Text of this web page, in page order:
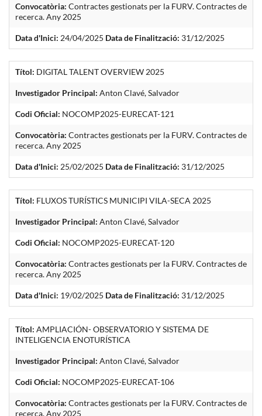
Convocatòria: Contractes gestionats per la FURV. Contractes de
recerca. Any 2025
Data d'Inici: 24/04/2025 Data de Finalització: 31/12/2025
Títol: DIGITAL TALENT OVERVIEW 2025
Investigador Principal: Anton Clavé, Salvador
Codi Oficial: NOCOMP2025-EURECAT-121
Convocatòria: Contractes gestionats per la FURV. Contractes de
recerca. Any 2025
Data d'Inici: 25/02/2025 Data de Finalització: 31/12/2025
Títol: FLUXOS TURÍSTICS MUNICIPI VILA-SECA 2025
Investigador Principal: Anton Clavé, Salvador
Codi Oficial: NOCOMP2025-EURECAT-120
Convocatòria: Contractes gestionats per la FURV. Contractes de
recerca. Any 2025
Data d'Inici: 19/02/2025 Data de Finalització: 31/12/2025
Títol: AMPLIACIÓN- OBSERVATORIO Y SISTEMA DE
INTELIGENCIA ENOTURÍSTICA
Investigador Principal: Anton Clavé, Salvador
Codi Oficial: NOCOMP2025-EURECAT-106
Convocatòria: Contractes gestionats per la FURV. Contractes de
recerca. Any 2025